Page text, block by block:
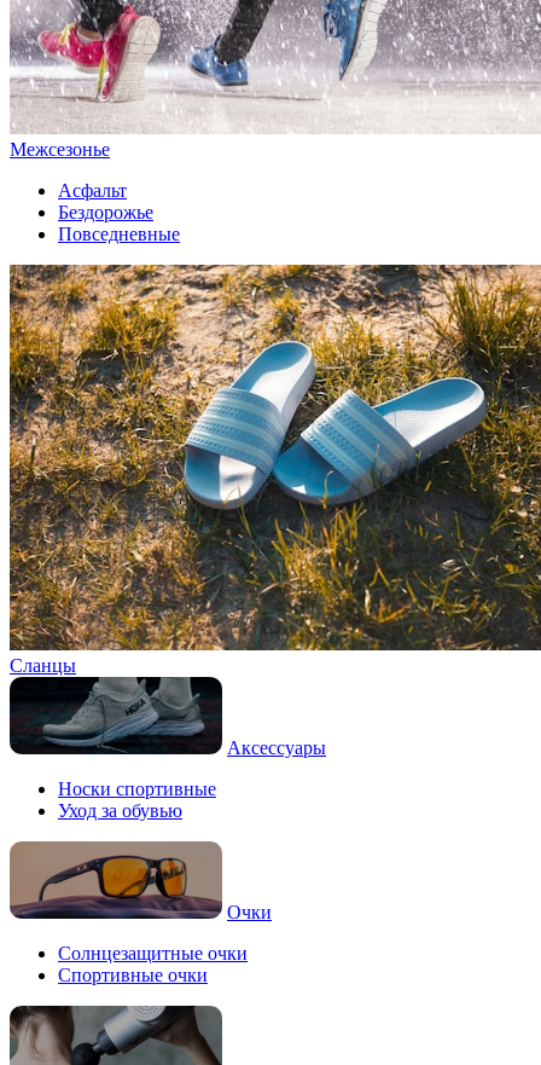
Межсезонье
Асфальт
Бездорожье
Повседневные
Сланцы
Аксессуары
Носки спортивные
Уход за обувью
Очки
Солнцезащитные очки
Спортивные очки